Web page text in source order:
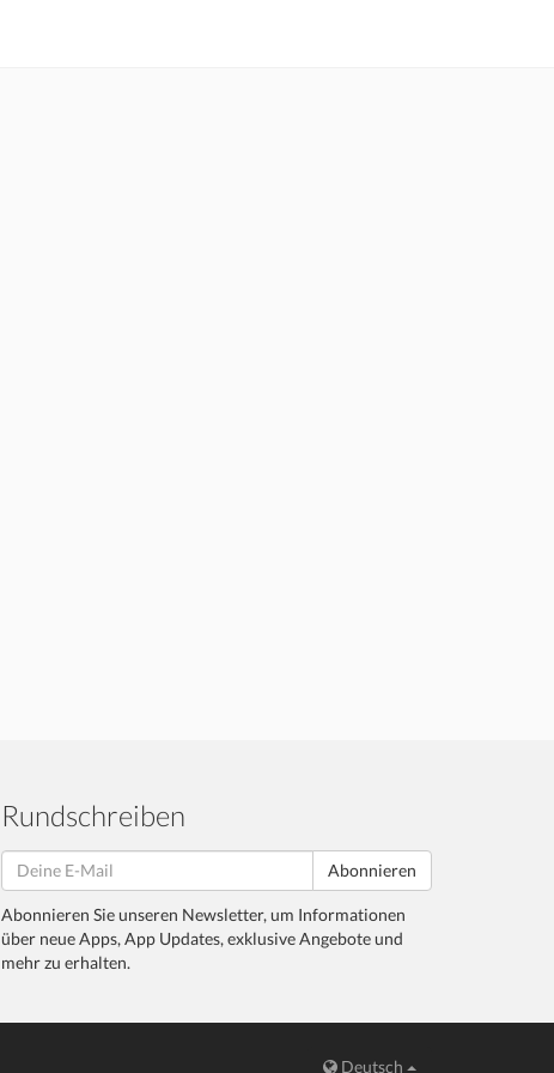
Rundschreiben
Abonnieren
Abonnieren Sie unseren Newsletter, um Informationen
über neue Apps, App Updates, exklusive Angebote und
mehr zu erhalten.
Deutsch